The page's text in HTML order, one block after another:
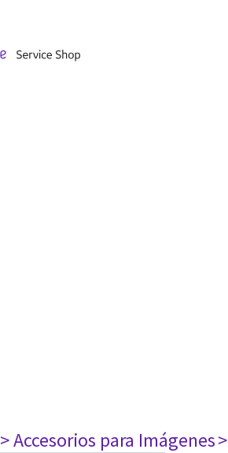
> Accesorios para Imágenes